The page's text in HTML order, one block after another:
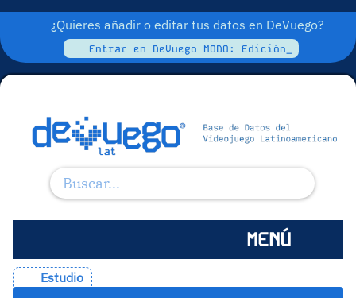
¿Quieres añadir o editar tus datos en DeVuego?
Entrar en DeVuego MODO: Edición_
MENÚ
Estudio